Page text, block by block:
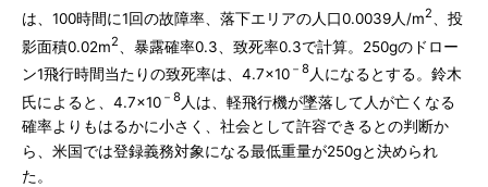
は、100時間に1回の故障率、落下エリアの人口0.0039人/m2
、投
影面積0.02m2
、暴露確率0.3、致死率0.3で計算。250gのドロー
ン1飛行時間当たりの致死率は、4.7×10 －8 人になるとする。鈴木
氏によると、4.7×10 －8 人は、軽飛行機が墜落して人が亡くなる
確率よりもはるかに小さく、社会として許容できるとの判断か
ら、米国では登録義務対象になる最低重量が250gと決められ
た。